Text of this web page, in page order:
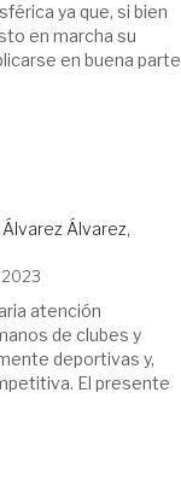
ya que, si bien
en marcha su
en buena parte
Álvarez Álvarez,
2023
atención
de clubes y
deportivas y,
El presente